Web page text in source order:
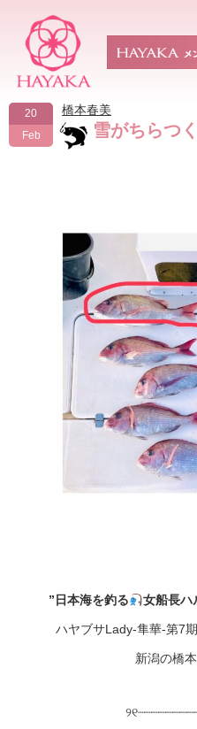
20
Feb
橋本春美
雪がちらつ
”日本海を釣る 女船長ハ
ハヤブサLady-隼華-第7
新潟の橋